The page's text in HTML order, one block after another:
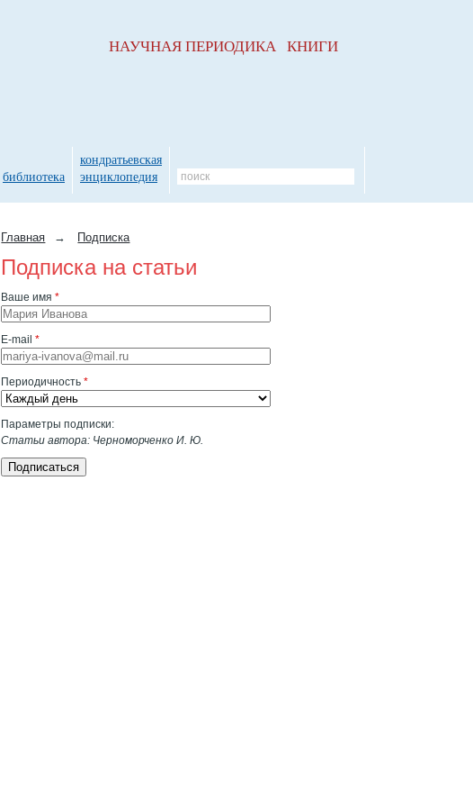
Главная → Подписка
Подписка на статьи
Ваше имя*
E-mail*
Периодичность*
Параметры подписки:
Статьи автора: Черноморченко И. Ю.
Подписаться
НАУЧНАЯ ПЕРИОДИКА КНИГИ
библиотека
кондратьевская
энциклопедия